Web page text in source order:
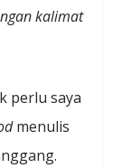
kalimat
perlu saya
menulis